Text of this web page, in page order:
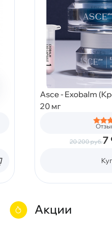
Asce - Exobalm
20 мг
20 200руб.7
Акции